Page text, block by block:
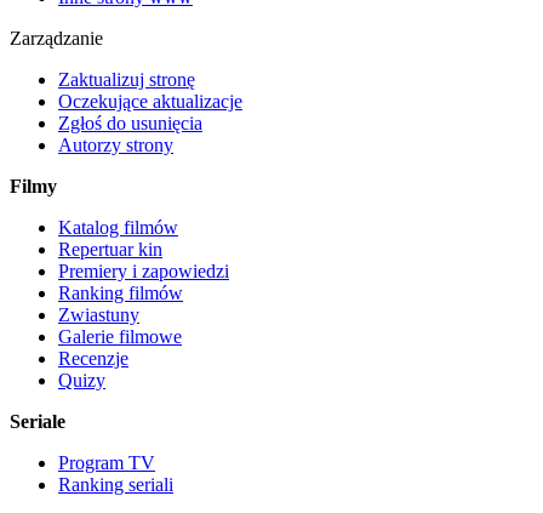
Zarządzanie
Zaktualizuj stronę
Oczekujące aktualizacje
Zgłoś do usunięcia
Autorzy strony
Filmy
Katalog filmów
Repertuar kin
Premiery i zapowiedzi
Ranking filmów
Zwiastuny
Galerie filmowe
Recenzje
Quizy
Seriale
Program TV
Ranking seriali